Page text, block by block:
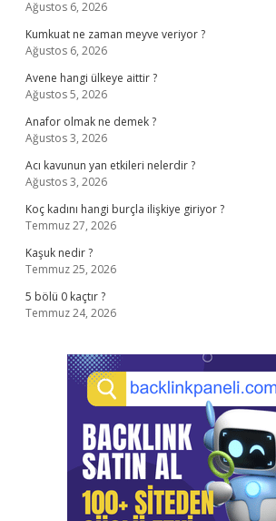
Ağustos 6, 2026
Kumkuat ne zaman meyve veriyor ?
Ağustos 6, 2026
Avene hangi ülkeye aittir ?
Ağustos 5, 2026
Anafor olmak ne demek ?
Ağustos 3, 2026
Acı kavunun yan etkileri nelerdir ?
Ağustos 3, 2026
Koç kadını hangi burçla ilişkiye giriyor ?
Temmuz 27, 2026
Kaşuk nedir ?
Temmuz 25, 2026
5 bölü 0 kaçtır ?
Temmuz 24, 2026